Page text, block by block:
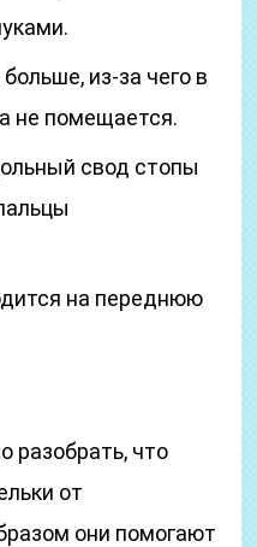
из-за чего в
не помещается.
свод стопы
на переднюю
разобрать, что
от
они помогают